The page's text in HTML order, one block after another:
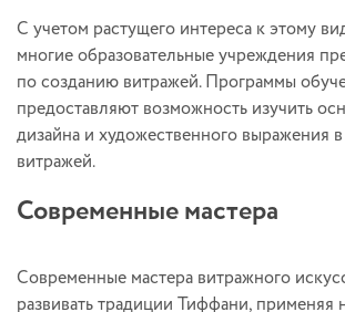
С учетом растущего интереса к этому
многие образовательные учреждения
по созданию витражей. Программы
предоставляют возможность изучить
дизайна и художественного выражения
витражей.
Современные мастера
Современные мастера витражного
развивать традиции Тиффани, применяя